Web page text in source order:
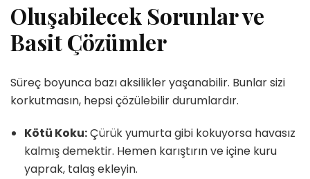
Oluşabilecek Sorunlar ve
Basit Çözümler
Süreç boyunca bazı aksilikler yaşanabilir. Bunlar sizi
korkutmasın, hepsi çözülebilir durumlardır.
Kötü Koku:Çürük yumurta gibi kokuyorsa havasız
kalmış demektir. Hemen karıştırın ve içine kuru
yaprak, talaş ekleyin.